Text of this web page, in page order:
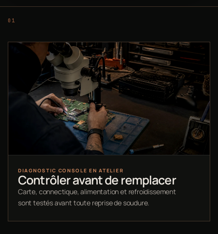
DIAGNOSTIC CONSOLE EN ATELIER
Contrôler avant de remplacer
Carte, connectique, alimentation et refroidissement
sont testés avant toute reprise de soudure.